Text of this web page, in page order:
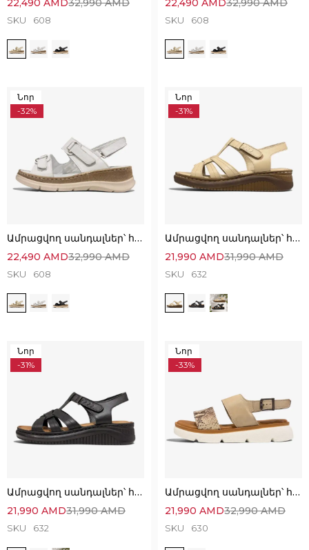
32,990AMD
22,490 AMD
SKU 608
32,990AMD
22,490 AMD
SKU 608
Նոր
-32%
Ամրացվող սանդալներ՝ հիանալի ընտրություն
32,990AMD
22,490 AMD
SKU 608
Նոր
-31%
Ամրացվող սանդալներ՝ հիանալի ընտրություն
31,990AMD
21,990 AMD
SKU 632
Նոր
-31%
Ամրացվող սանդալներ՝ հիանալի ընտրություն
31,990AMD
21,990 AMD
SKU 632
Նոր
-33%
Ամրացվող սանդալներ՝ հիանալի ընտրություն
32,990AMD
21,990 AMD
SKU 630